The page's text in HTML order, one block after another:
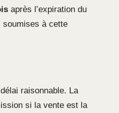
après l’expiration du
soumises à cette
raisonnable. La
si la vente est la